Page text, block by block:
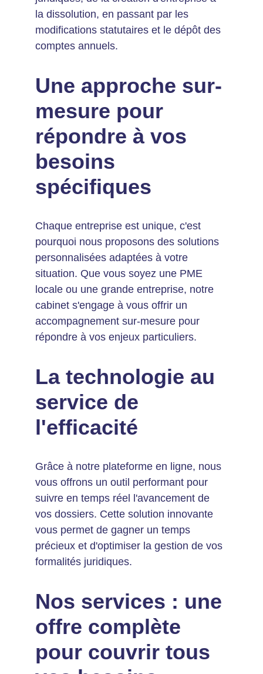
la dissolution, en passant par les
modifications statutaires et le dépôt des
comptes annuels.
Une approche sur-
mesure pour
répondre à vos
besoins
spécifiques
Chaque entreprise est unique, c'est
pourquoi nous proposons des solutions
personnalisées adaptées à votre
situation. Que vous soyez une PME
locale ou une grande entreprise, notre
cabinet s'engage à vous offrir un
accompagnement sur-mesure pour
répondre à vos enjeux particuliers.
La technologie au
service de
l'efficacité
Grâce à notre plateforme en ligne, nous
vous offrons un outil performant pour
suivre en temps réel l'avancement de
vos dossiers. Cette solution innovante
vous permet de gagner un temps
précieux et d'optimiser la gestion de vos
formalités juridiques.
Nos services : une
offre complète
pour couvrir tous